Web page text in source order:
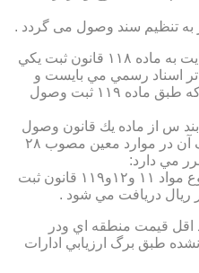
به تنظیم سند وصول می گردد .
بخش اول – حق الثبت املاک:با عنايت به ماده ۱۱۸ قانون ثبت يكي
اسناد رسمي مي بايست و
صول گردد حق الثبت املاك است كه طبق ماده ۱۱۹ ثبت وصول
بند س از ماده يك قانون وصول
برخي از درآمدهاي دولت و مصرف آن در موارد معين مصوب ۲۸
براي ثبت ملك دردفتر املاك موضوع مواد ۱۱ و۱۲و۱۱۹ قانون ثبت
ريال دريافت مي شود .
اقل قيمت منطقه اي ودر
طبق برگ ارزيابي ادارات